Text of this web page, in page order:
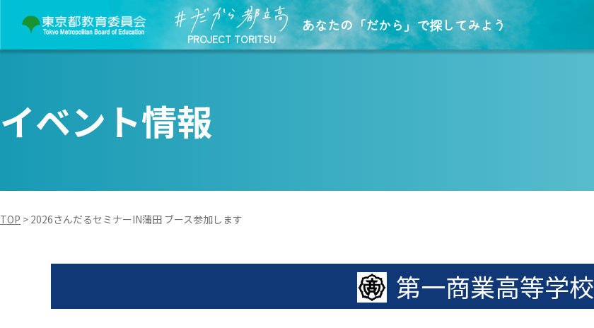
PROJECT TORITSU
あなたの「だから」で探してみよう
イベント情報
TOP > 2026さんだるセミナーIN蒲田 ブース参加します
第一商業高等学校